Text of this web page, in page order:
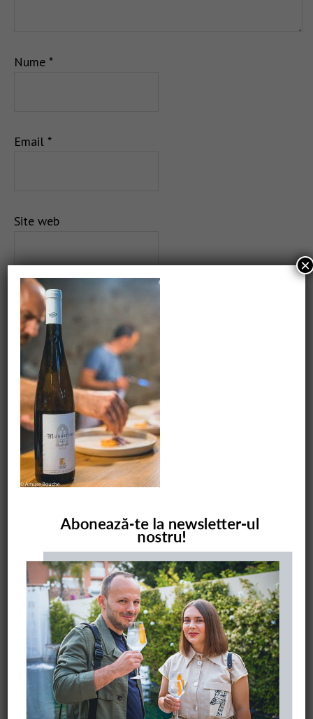
Nume *
Email *
Site web
Salvează-mi numele, emailul și site-ul web în acest
navigator pentru data viitoare când o să comentez.
CAUTARE
COMANDĂ CARTEA NOASTRĂ
×